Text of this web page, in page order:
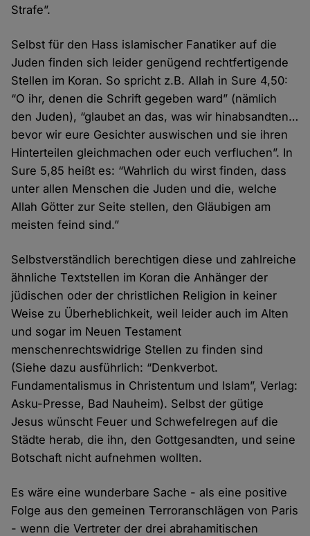
Strafe”.
Selbst für den Hass islamischer Fanatiker auf die
Juden finden sich leider genügend rechtfertigende
Stellen im Koran. So spricht z.B. Allah in Sure 4,50:
“O ihr, denen die Schrift gegeben ward” (nämlich
den Juden), “glaubet an das, was wir hinabsandten…
bevor wir eure Gesichter auswischen und sie ihren
Hinterteilen gleichmachen oder euch verfluchen”. In
Sure 5,85 heißt es: “Wahrlich du wirst finden, dass
unter allen Menschen die Juden und die, welche
Allah Götter zur Seite stellen, den Gläubigen am
meisten feind sind.”
Selbstverständlich berechtigen diese und zahlreiche
ähnliche Textstellen im Koran die Anhänger der
jüdischen oder der christlichen Religion in keiner
Weise zu Überheblichkeit, weil leider auch im Alten
und sogar im Neuen Testament
menschenrechtswidrige Stellen zu finden sind
(Siehe dazu ausführlich: “Denkverbot.
Fundamentalismus in Christentum und Islam”, Verlag:
Asku-Presse, Bad Nauheim). Selbst der gütige
Jesus wünscht Feuer und Schwefelregen auf die
Städte herab, die ihn, den Gottgesandten, und seine
Botschaft nicht aufnehmen wollten.
Es wäre eine wunderbare Sache - als eine positive
Folge aus den gemeinen Terroranschlägen von Paris
- wenn die Vertreter der drei abrahamitischen